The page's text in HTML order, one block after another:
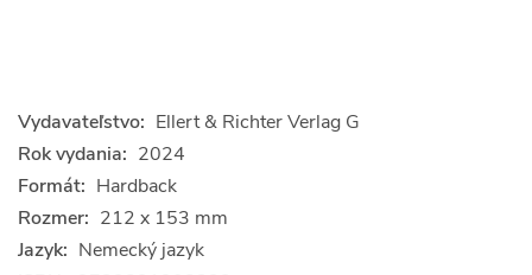
Vydavateľstvo: Ellert & Richter Verlag G
Rok vydania: 2024
Formát: Hardback
Rozmer: 212 x 153 mm
Jazyk: Nemecký jazyk